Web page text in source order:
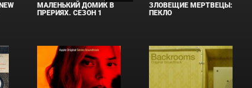
МАЛЕНЬКИЙ ДОМИК В
ПРЕРИЯХ. СЕЗОН 1
ЗЛОВЕЩИЕ МЕРТВЕЦЫ:
ПЕКЛО